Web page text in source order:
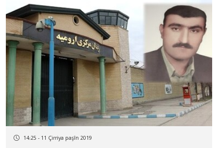
14:25 - 11 Çirriya paşîn 2019